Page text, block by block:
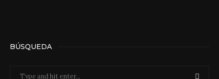
BÚSQUEDA